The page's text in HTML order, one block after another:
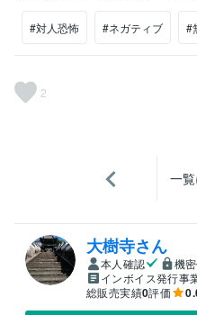
#対人恐怖 #ネガティブ #
2
一
大樹寺さん
本人確認
機
インボイス発行事
総販売実績0評価